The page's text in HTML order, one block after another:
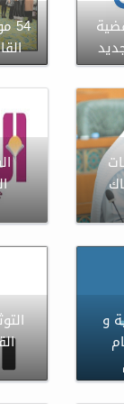
54
و